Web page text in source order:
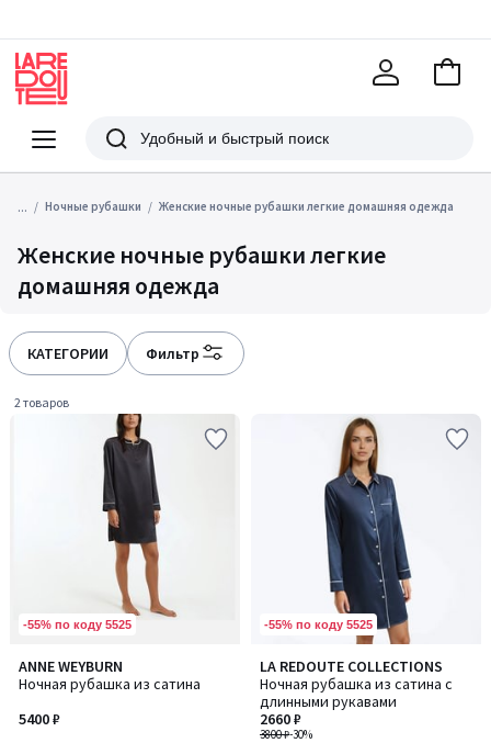
Меню
Redoute
Поиск
В
... Ночные рубашки Женские ночные рубашки легкие домашняя одежда
Женские ночные рубашки легкие
домашняя одежда
КАТЕГОРИИ Фильтр
2 товаров
-55% по коду 5525
ANNE WEYBURN
Ночная рубашка из сатина
5400 ₽
5
/
-55% по коду 5525
LA REDOUTE COLLECTIONS
Ночная рубашка из сатина с
длинными рукавами
3800 ₽-30%
2660 ₽
4,6
/ 5